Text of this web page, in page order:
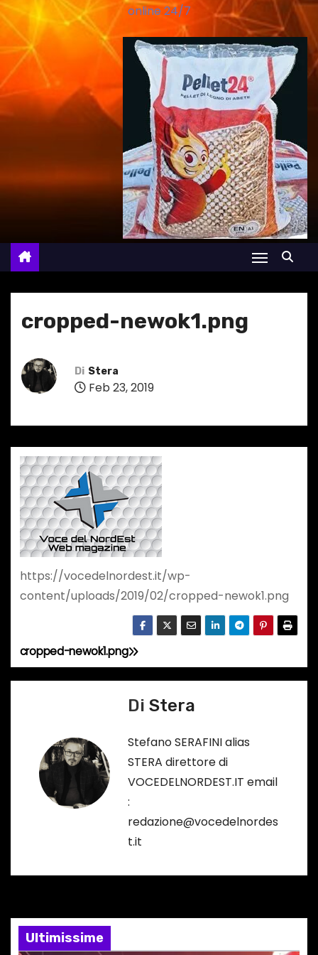
online 24/7
cropped-newok1.png
Di Stera
Feb 23, 2019
https://vocedelnordest.it/wp-
content/uploads/2019/02/cropped-newok1.png
N
a
i
n
cropped-newok1.png
Di Stera
Stefano SERAFINI alias
STERA direttore di
VOCEDELNORDEST.IT email
:
redazione@vocedelnordes
t.it
Ultimissime